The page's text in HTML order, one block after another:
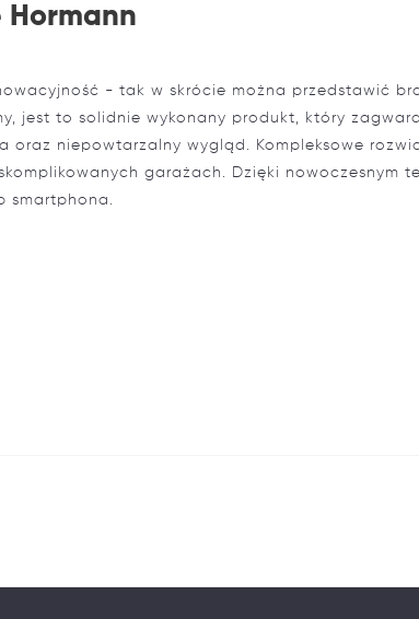
Hormann
- tak w skrócie można przedstawić
jest to solidnie wykonany produkt, który
oraz niepowtarzalny wygląd. Kompleksowe
garażach. Dzięki nowoczesnym